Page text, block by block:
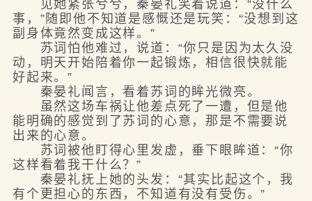
见她紧张兮兮，秦晏礼笑着说道：“没什么
事，”随即他不知道是感慨还是玩笑：“没想到这
副身体竟然变成这样。”
苏词怕他难过，说道：“你只是因为太久没
动，明天开始陪着你一起锻炼，相信很快就能
好起来。”
秦晏礼闻言，看着苏词的眸光微亮。
虽然这场车祸让他差点死了一遭，但是他
能明确的感觉到了苏词的心意，那是不需要说
出来的心意。
苏词被他盯得心里发虚，垂下眼眸道：“你
这样看着我干什么？”
秦晏礼抚上她的头发：“其实比起这个，我
有个更担心的东西，不知道有没有受伤。”